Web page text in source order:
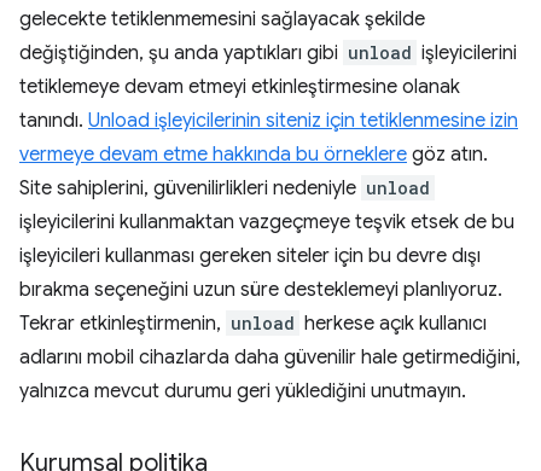
gelecekte tetiklenmemesini sağlayacak şekilde
değiştiğinden, şu anda yaptıkları gibi unload işleyicilerini
tetiklemeye devam etmeyi etkinleştirmesine olanak
tanındı. Unload işleyicilerinin siteniz için tetiklenmesine izin
vermeye devam etme hakkında bu örneklere göz atın.
Site sahiplerini, güvenilirlikleri nedeniyle unload
işleyicilerini kullanmaktan vazgeçmeye teşvik etsek de bu
işleyicileri kullanması gereken siteler için bu devre dışı
bırakma seçeneğini uzun süre desteklemeyi planlıyoruz.
Tekrar etkinleştirmenin, unload herkese açık kullanıcı
adlarını mobil cihazlarda daha güvenilir hale getirmediğini,
yalnızca mevcut durumu geri yüklediğini unutmayın.
Kurumsal politika